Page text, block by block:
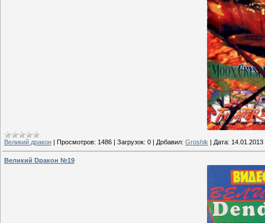
Великий дракон Просмотров: 1486 Загрузок: 0 Добавил: Groshik Дата: 14.01.2013
Великий Dракон №19